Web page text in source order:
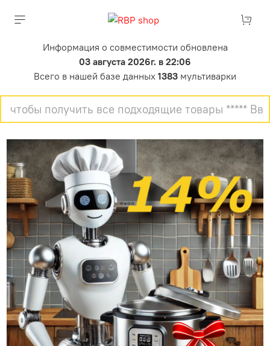
Информация о совместимости обновлена
03 августа 2026г. в 22:06
Всего в нашей базе данных 1383 мультиварки